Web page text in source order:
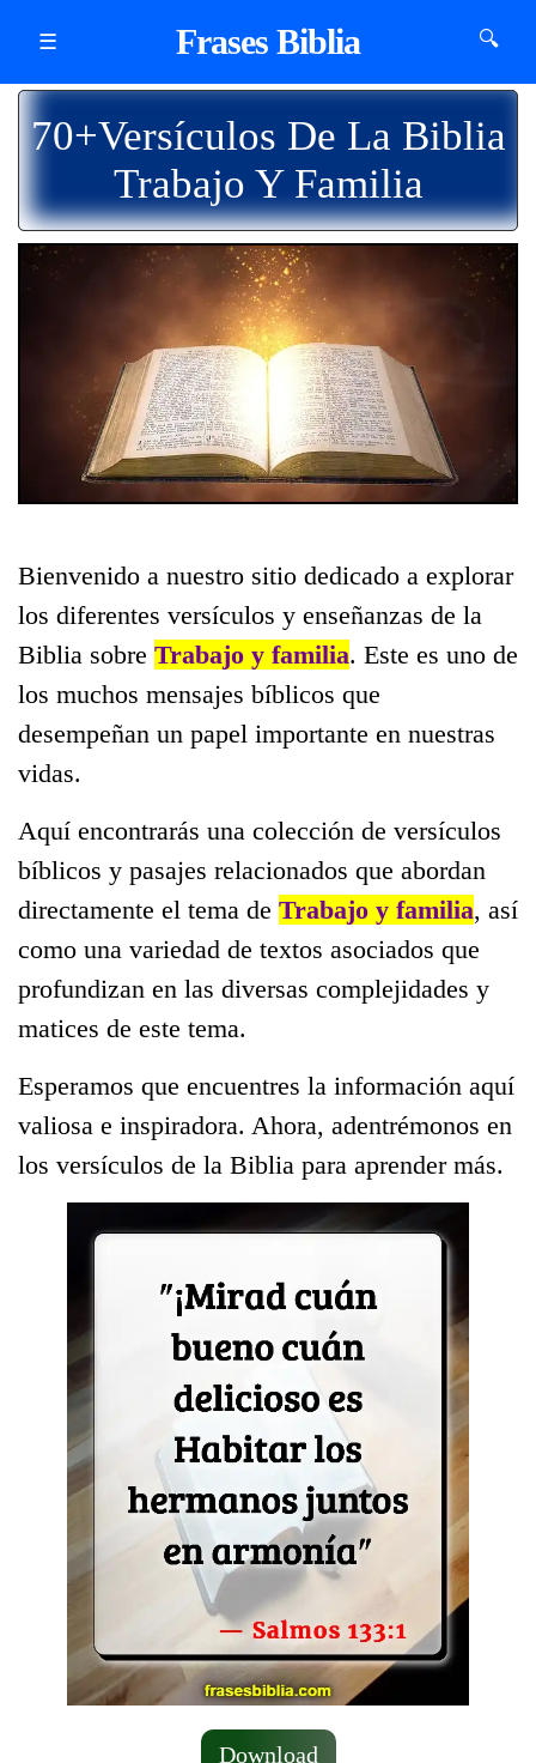
☰ Frases Biblia 🔍
70+Versículos De La Biblia
Trabajo Y Familia
Bienvenido a nuestro sitio dedicado a explorar
los diferentes versículos y enseñanzas de la
Biblia sobre Trabajo y familia. Este es uno de
los muchos mensajes bíblicos que
desempeñan un papel importante en nuestras
vidas.
Aquí encontrarás una colección de versículos
bíblicos y pasajes relacionados que abordan
directamente el tema de Trabajo y familia, así
como una variedad de textos asociados que
profundizan en las diversas complejidades y
matices de este tema.
Esperamos que encuentres la información aquí
valiosa e inspiradora. Ahora, adentrémonos en
los versículos de la Biblia para aprender más.
Download